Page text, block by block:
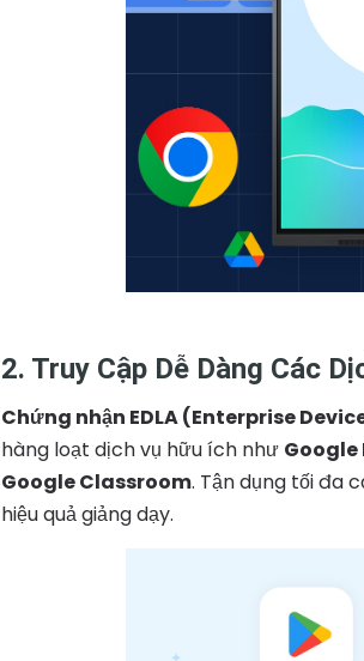
2. Truy Cập Dễ Dàng Các
Chứng nhận EDLA (Enterprise
hàng loạt dịch vụ hữu ích như Google
Google Classroom. Tận dụng tối đa
hiệu quả giảng dạy.